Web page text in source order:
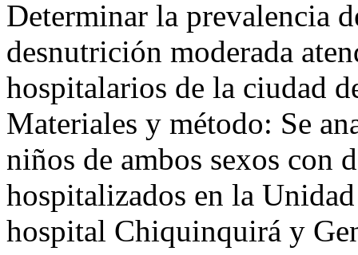
Determinar la prevalencia
desnutrición moderada
hospitalarios de la ciudad
Materiales y método: Se
niños de ambos sexos con
hospitalizados en la
hospital Chiquinquirá y